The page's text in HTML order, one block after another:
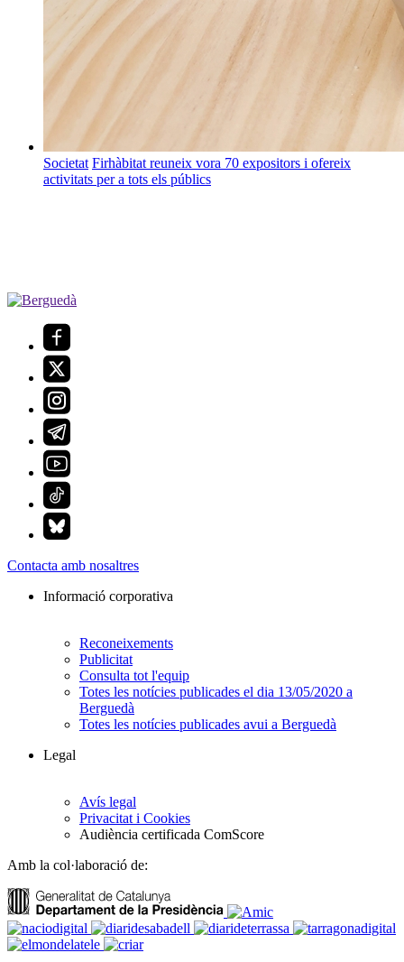
Societat Firhàbitat reuneix vora 70 expositors i ofereix
activitats per a tots els públics
Contacta amb nosaltres
Informació corporativa
Reconeixements
Publicitat
Consulta tot l'equip
Totes les notícies publicades el dia 13/05/2020 a
Berguedà
Totes les notícies publicades avui a Berguedà
Legal
Avís legal
Privacitat i Cookies
Audiència certificada ComScore
Amb la col·laboració de: